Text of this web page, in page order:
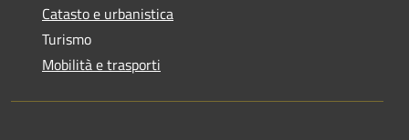
Catasto e urbanistica
Turismo
Mobilità e trasporti